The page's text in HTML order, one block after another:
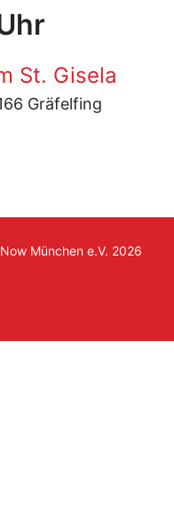
St. Gisela
Gräfelfing
München e.V. 2026